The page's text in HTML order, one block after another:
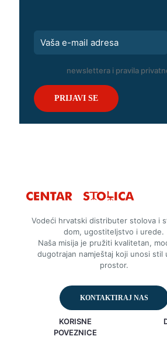
newslettera i pravila
Vodeći hrvatski distributer stolova i
dom, ugostiteljstvo i urede.
Naša misija je pružiti kvalitetan,
dugotrajan namještaj koji unosi stil
prostor.
KONTAKTIRAJ NAS
KORISNE
POVEZNICE